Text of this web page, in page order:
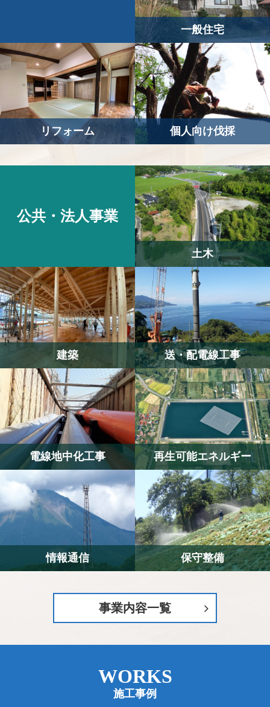
一般住宅
リフォーム 個人向け伐採
土木
建築 送・配電線工事
電線地中化工事 再生可能エネルギー
情報通信 保守整備
事業内容一覧
WORKS
施工事例